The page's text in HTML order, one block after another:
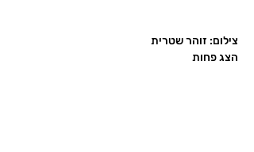
צילום: זוהר שטרית
הצג פחות